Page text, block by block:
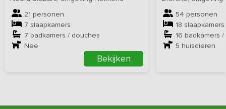
21 personen
7 slaapkamers
7 badkamers / douches
Nee
Bekijken
54 personen
18 slaapkamers
16 badkamers
5 huisdieren